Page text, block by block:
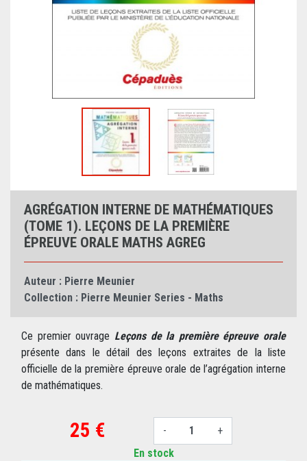
AGRÉGATION INTERNE DE MATHÉMATIQUES
(TOME 1). LEÇONS DE LA PREMIÈRE
ÉPREUVE ORALE MATHS AGREG
Auteur : Pierre Meunier
Collection : Pierre Meunier Series - Maths
Ce premier ouvrage Leçons de la première épreuve orale
présente dans le détail des leçons extraites de la liste
officielle de la première épreuve orale de l’agrégation interne
de mathématiques.
25 € - +
En stock